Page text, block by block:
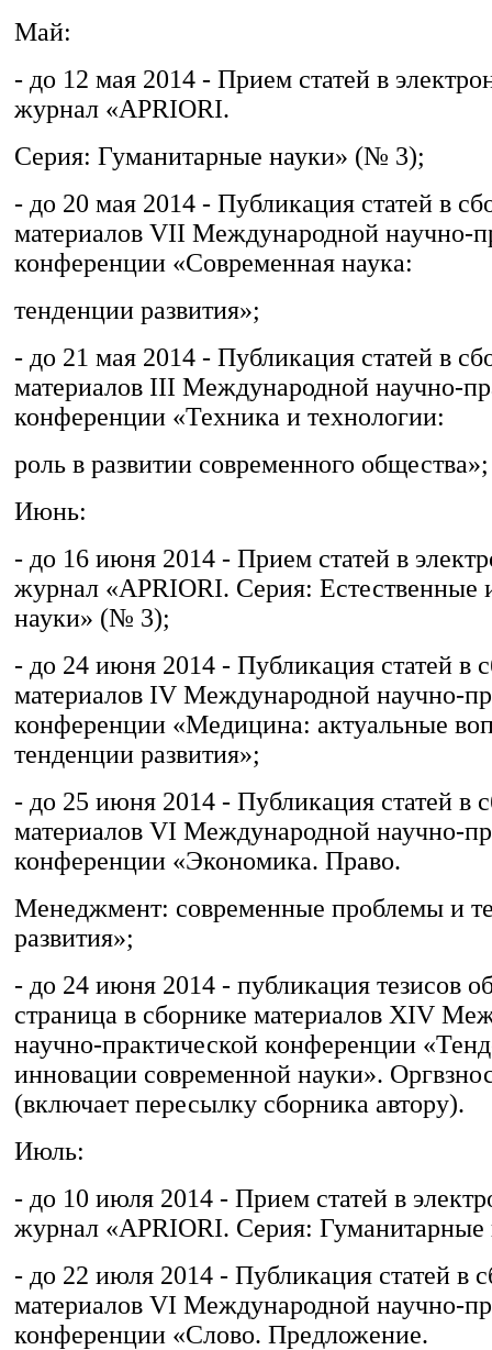
Май:
- до 12 мая 2014 - Прием статей в
журнал «APRIORI.
Серия: Гуманитарные науки» (№ 3);
- до 20 мая 2014 - Публикация статей в
материалов VII Международной научно-
конференции «Современная наука:
тенденции развития»;
- до 21 мая 2014 - Публикация статей в
материалов III Международной научно-
конференции «Техника и технологии:
роль в развитии современного общества»;
Июнь:
- до 16 июня 2014 - Прием статей в
журнал «APRIORI. Серия: Естественные
науки» (№ 3);
- до 24 июня 2014 - Публикация статей в
материалов IV Международной научно-
конференции «Медицина: актуальные
тенденции развития»;
- до 25 июня 2014 - Публикация статей в
материалов VI Международной научно-
конференции «Экономика. Право.
Менеджмент: современные проблемы и
развития»;
- до 24 июня 2014 - публикация тезисов
страница в сборнике материалов XIV
научно-практической конференции
инновации современной науки».
(включает пересылку сборника автору).
Июль:
- до 10 июля 2014 - Прием статей в
журнал «APRIORI. Серия:
- до 22 июля 2014 - Публикация статей в
материалов VI Международной научно-
конференции «Слово. Предложение.